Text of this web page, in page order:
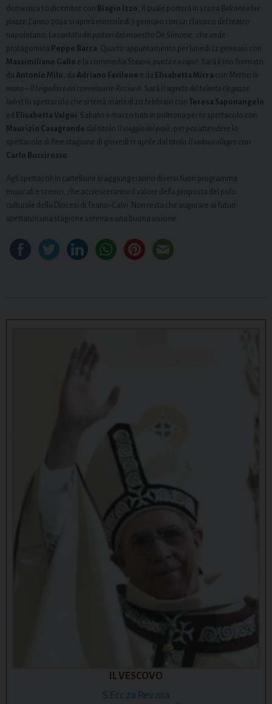
domenica 10 dicembre con Biagio Izzo , il quale porterà in scena Balcone a tre
piazze . L’anno 2024 si aprirà mercoledì 3 gennaio con un classico del teatro
napoletano, La cantata dei pastori del maestro De Simone, che vede
protagonista Peppe Barra . Quarto appuntamento per lunedì 22 gennaio con
Massimiliano Gallo e la commedia Stasera, punto e a capo!. Sarà il trio formato
da Antonio Milo , da Adriano Favilene e da Elisabetta Mirra con Mettici la
mano – il brigadiere del commissario Ricciardi . Sarà Il segreto del talento (le gazze
ladre) lo spettacolo che si terrà martedì 20 febbraio con Teresa Saponangelo
ed Elisabetta Valgoi . Sabato 9 marzo tutti in poltrona per lo spettacolo con
Maurizio Casagrande dal titolo Il viaggio del papà , per poi attendere lo
spettacolo di fine stagione di giovedì 11 aprile dal titolo Il vedovo allegro con
Carlo Buccirosso
Agli spettacoli in cartellone si aggiungeranno diversi fuori programma
musicali e scenici, che accresceranno il valore della proposta del polo
culturale della Diocesi di Teano-Calvi. Non resta che augurare ai futuri
spettatori una stagione serena e una buona visione.
IL VESCOVO
S.Ecc.za Rev.ma